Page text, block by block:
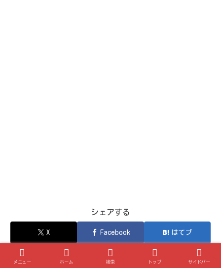
シェアする
X Facebook はてブ
LINE
メニュー ホーム 検索 トップ サイドバー